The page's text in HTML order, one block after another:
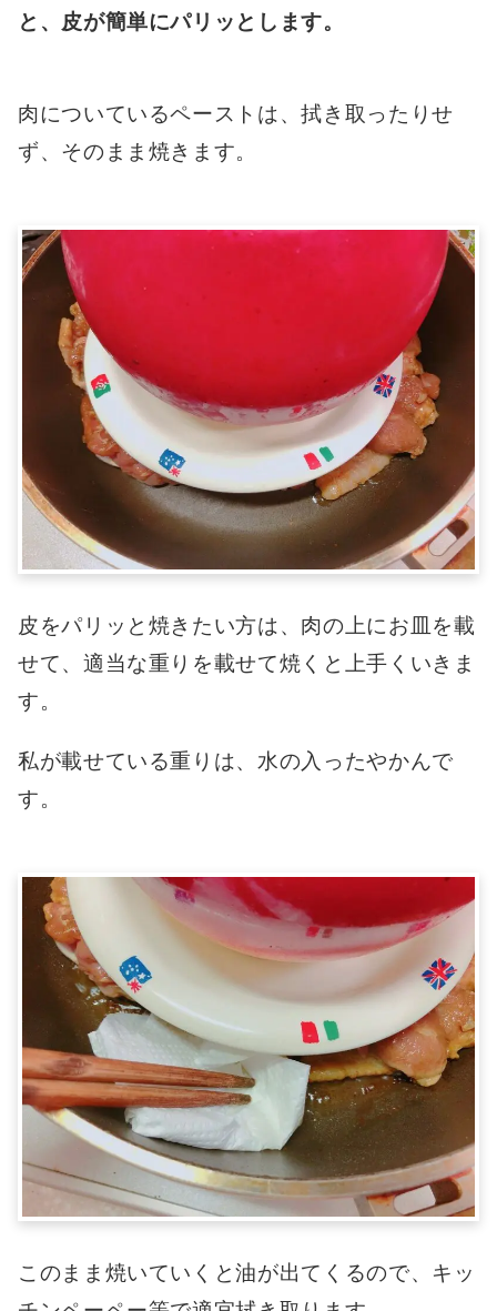
と、皮が簡単にパリッとします。
肉についているペーストは、拭き取ったりせ
ず、そのまま焼きます。
皮をパリッと焼きたい方は、肉の上にお皿を載
せて、適当な重りを載せて焼くと上手くいきま
す。
私が載せている重りは、水の入ったやかんで
す。
このまま焼いていくと油が出てくるので、キッ